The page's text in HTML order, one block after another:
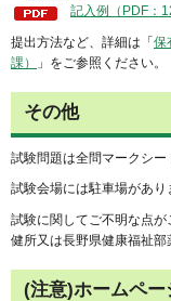
記入例（PDF：
提出方法など、詳細は「 保
課）
」をご参照ください。
その他
試験問題は全問マークシー
試験会場には駐車場があり
試験に関してご不明な点
健所又は長野県健康福祉部
(注意)ホームペ